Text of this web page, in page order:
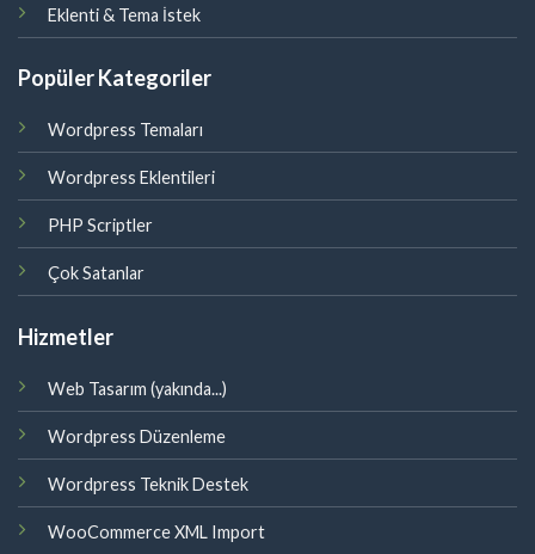
Eklenti & Tema İstek
Popüler Kategoriler
Wordpress Temaları
Wordpress Eklentileri
PHP Scriptler
Çok Satanlar
Hizmetler
Web Tasarım (yakında...)
Wordpress Düzenleme
Wordpress Teknik Destek
WooCommerce XML Import